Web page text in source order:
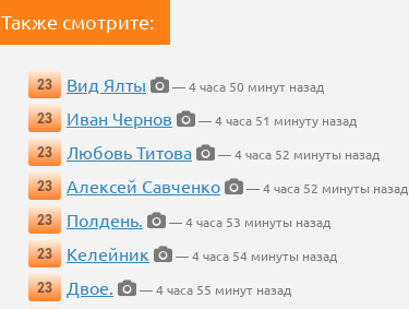
Также смотрите:
23 Вид Ялты
— 4 часа 50 минут назад
23
Иван Чернов
— 4 часа 51 минуту назад
23
Любовь Титова
— 4 часа 52 минуты назад
23
Алексей Савченко
— 4 часа 52 минуты назад
23
Полдень.
— 4 часа 53 минуты назад
23
Келейник
— 4 часа 54 минуты назад
23
Двое.
— 4 часа 55 минут назад